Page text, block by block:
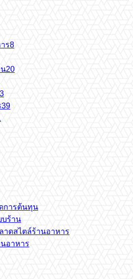
ร8
20
39
การต้นทุน
บร้าน
าดสไตล์ร้านอาหาร
อาหาร